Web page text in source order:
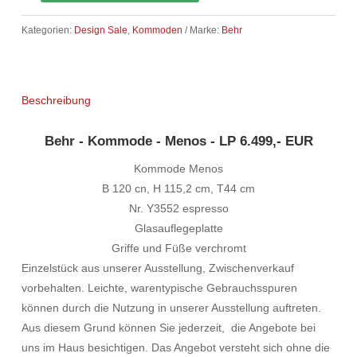
Kategorien: Design Sale, Kommoden Marke: Behr
Beschreibung
Behr - Kommode - Menos - LP 6.499,- EUR
Kommode Menos
B 120 cn, H 115,2 cm, T44 cm
Nr. Y3552 espresso
Glasauflegeplatte
Griffe und Füße verchromt
Einzelstück aus unserer Ausstellung, Zwischenverkauf
vorbehalten. Leichte, warentypische Gebrauchsspuren
können durch die Nutzung in unserer Ausstellung auftreten.
Aus diesem Grund können Sie jederzeit, die Angebote bei
uns im Haus besichtigen. Das Angebot versteht sich ohne die